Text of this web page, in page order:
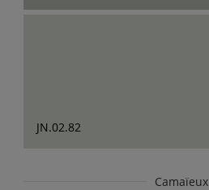
JN.02.82
Camaïeux